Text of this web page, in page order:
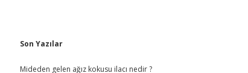
Sidebar
Son Yazılar
Mideden gelen ağız kokusu ilacı nedir ?